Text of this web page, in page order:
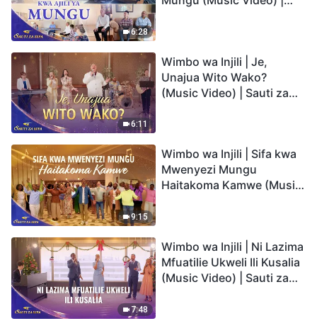
6:28
6:11
Wimbo wa Injili | Je,
Unajua Wito Wako?
(Music Video) | Sauti za
9:15
Wimbo wa Injili | Sifa kwa
Mwenyezi Mungu
Haitakoma Kamwe (Music
7:48
Wimbo wa Injili | Ni Lazima
Mfuatilie Ukweli Ili Kusalia
(Music Video) | Sauti za